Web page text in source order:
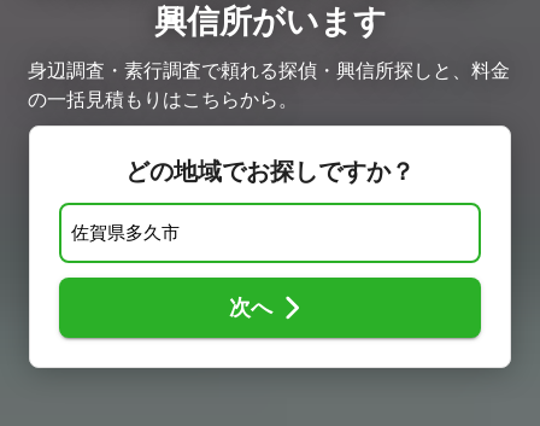
興信所がいます
身辺調査・素行調査で頼れる探偵・興信所探しと、料金
の一括見積もりはこちらから。
どの地域でお探しですか？
次へ